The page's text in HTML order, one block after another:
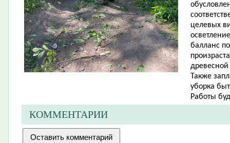
целевых
балланс
древесной
Также
уборка
Работы
КОММЕНТАРИИ